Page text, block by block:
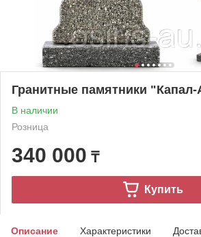
Гранитные памятники
В наличии
Розница
340 000 ₸
Купить
Описание Характеристики